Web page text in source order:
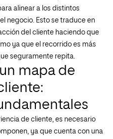
alinear a los distintos
negocio. Esto se traduce en
del cliente haciendo que
ya que el recorrido es más
seguramente repita.
mapa de
de cliente, es necesario
ya que cuenta con una